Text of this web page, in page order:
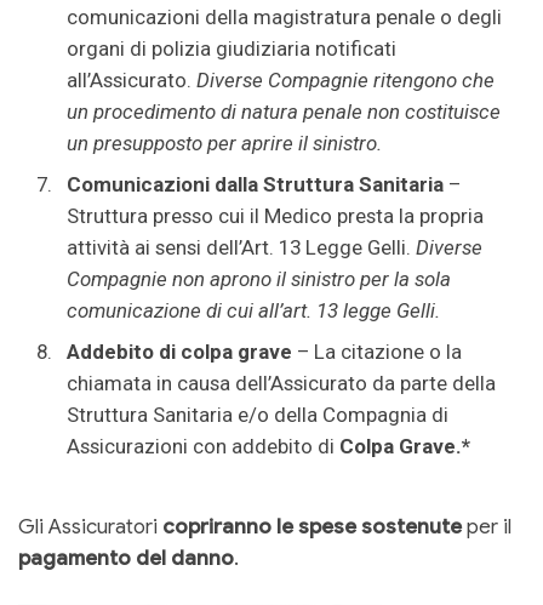
comunicazioni della magistratura penale o degli
organi di polizia giudiziaria notificati
all’Assicurato. Diverse Compagnie ritengono che
un procedimento di natura penale non costituisce
un presupposto per aprire il sinistro.
Comunicazioni dalla Struttura Sanitaria –
Struttura presso cui il Medico presta la propria
attività ai sensi dell’Art. 13 Legge Gelli. Diverse
Compagnie non aprono il sinistro per la sola
comunicazione di cui all’art. 13 legge Gelli.
Addebito di colpa grave – La citazione o la
chiamata in causa dell’Assicurato da parte della
Struttura Sanitaria e/o della Compagnia di
Assicurazioni con addebito di Colpa Grave.*
Gli Assicuratori copriranno le spese sostenuteper il
pagamento del danno.